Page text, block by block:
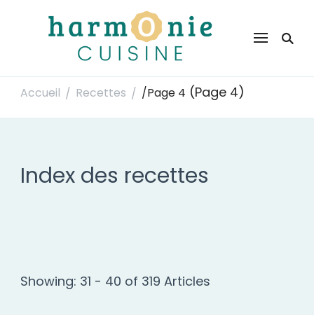
Harmonie Cuisine
Accueil / Recettes / /Page 4 (Page 4)
Index des recettes
Showing: 31 - 40 of 319 Articles